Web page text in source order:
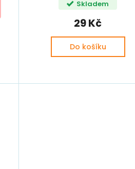
Skladem
29 Kč
Do košíku